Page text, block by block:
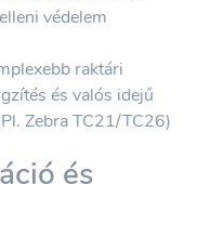
védelem
raktári
és valós idejű
Zebra TC21/TC26)
és